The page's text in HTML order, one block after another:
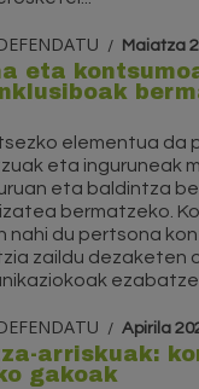
Maiatza
eta
elementua da
eta inguruneak
eta baldintza
bermatzeko.
nahi du pertsona
zaildu dezaketen
Apirila
arriskuak:
gakoak